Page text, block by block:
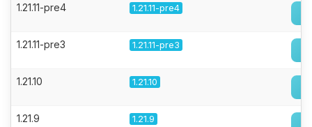
1.21.11-pre4 1.21.11-pre4
1.21.11-pre3 1.21.11-pre3
1.21.10 1.21.10
1.21.9 1.21.9